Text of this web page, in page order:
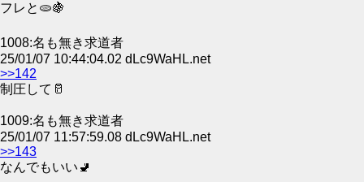
フレと🫓🍇
1008:名も無き求道者
25/01/07 10:44:04.02 dLc9WaHL.net
>>142
制圧して🥛
1009:名も無き求道者
25/01/07 11:57:59.08 dLc9WaHL.net
>>143
なんでもいい🚽